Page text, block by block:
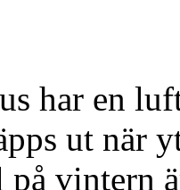
har en
ut när
vintern